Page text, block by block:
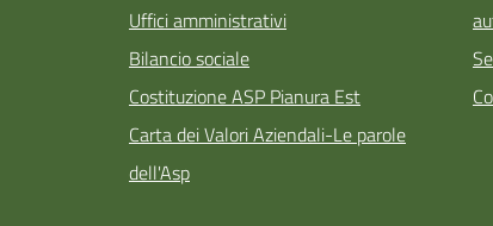
Uffici amministrativi
Bilancio sociale
Costituzione ASP Pianura Est
Carta dei Valori Aziendali-Le parole
dell'Asp